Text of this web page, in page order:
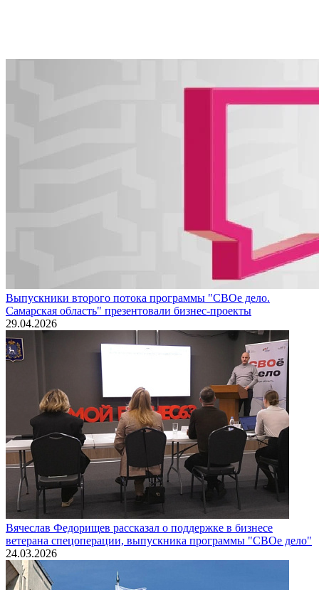
Выпускники второго потока программы "СВОе дело.
Самарская область" презентовали бизнес-проекты
29.04.2026
Вячеслав Федорищев рассказал о поддержке в бизнесе
ветерана спецоперации, выпускника программы "СВОе дело"
24.03.2026